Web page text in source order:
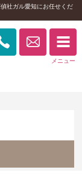
社ガル愛知にお任せくだ